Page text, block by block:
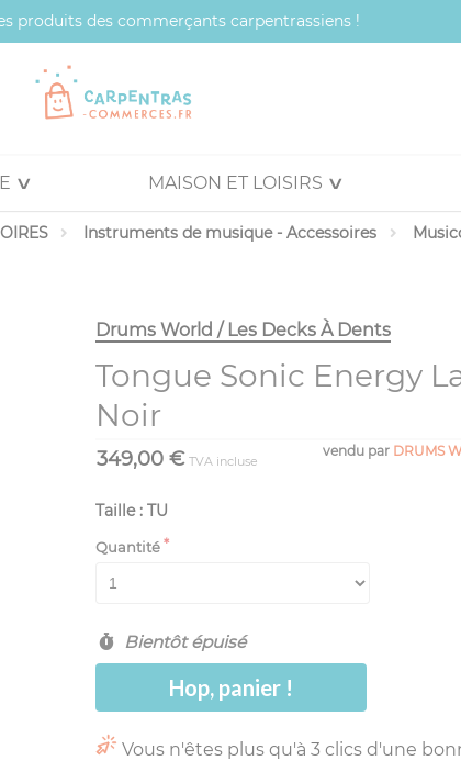
produits des commerçants carpentrassiens !
MAISON ET LOISIRS
Instruments de musique - Accessoires
Drums World / Les Decks À Dents
Tongue Sonic Energy
Noir
vendu par DRUMS
349,00 € TVA incluse
Taille : TU
Quantité
Bientôt épuisé
Hop, panier !
Vous n'êtes plus qu'à 3 clics d'une